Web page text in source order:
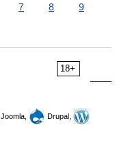
7 8
9
18+
Joomla,
Drupal,